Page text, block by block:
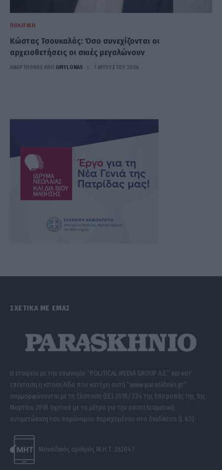
ΠΟΛΙΤΙΚΉ
Κώστας Τσουκαλάς: Όσο συνεχίζονται οι
αρχειοθετήσεις οι σκιές μεγαλώνουν
ΑΝΑΡΤΗΘΗΚΕ ΑΠΟ GMYLONAS 7 ΑΥΓΟΎΣΤΟΥ 2026
ΣΧΕΤΙΚΑ ΜΕ ΕΜΑΣ
Η εταιρεία με την επωνυμία “POLITICAL MEDIA GROUP A.E.” και κατ’
επέκταση η ιστοσελίδα που κατέχει αυτή “www.paraskhnio.gr”
συμμορφώνονται με τη Σύσταση (ΕΕ) 2018/334 της Επιτροπής της 1ης
Μαρτίου 2018 σχετικά με τα μέτρα για την αποτελεσματική
αντιμετώπιση του παράνομου περιεχομένου στο διαδίκτυο (L 63).
Μοναδικός αριθμός Μ.Η.Τ. 262047